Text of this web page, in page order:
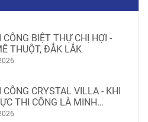
CÔNG BIỆT THỰ CHỊ HỢI -
THUỘT, ĐẮK LẮK
CÔNG CRYSTAL VILLA - KHI
THI CÔNG LÀ MINH